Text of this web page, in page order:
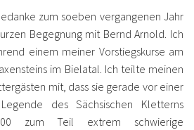
zum soeben vergangenen Jahr
Begegnung mit Bernd Arnold. Ich
einem meiner Vorstiegskurse am
im Bielatal. Ich teilte meinen
mit, dass sie gerade vor einer
des Sächsischen Kletterns
zum Teil extrem schwierige